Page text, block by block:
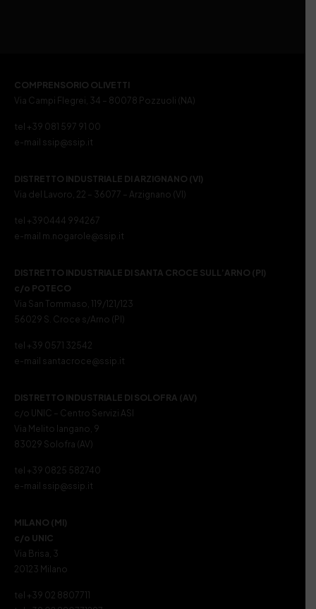
COMPRENSORIO OLIVETTI
Via Campi Flegrei, 34 – 80078 Pozzuoli (NA)
tel +39 081 597 91 00
e-mail ssip@ssip.it
DISTRETTO INDUSTRIALE DI ARZIGNANO (VI)
Via del Lavoro, 22 – 36077 – Arzignano (VI)
tel +390444 994267
e-mail m.nogarole@ssip.it
DISTRETTO INDUSTRIALE DI SANTA CROCE SULL’ARNO (PI)
c/o POTECO
Via San Tommaso, 119/121/123
56029 S. Croce s/Arno (PI)
tel +39 0571 32542
e-mail santacroce@ssip.it
DISTRETTO INDUSTRIALE DI SOLOFRA (AV)
c/o UNIC – Centro Servizi ASI
Via Melito Iangano, 9
83029 Solofra (AV)
tel +39 0825 582740
e-mail ssip@ssip.it
MILANO (MI)
c/o UNIC
Via Brisa, 3
20123 Milano
tel +39 02 8807711